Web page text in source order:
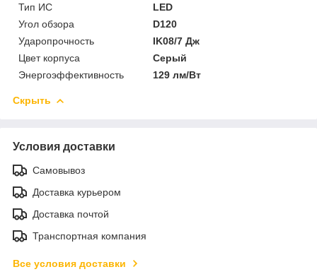
Тип ИС
LED
Угол обзора
D120
Ударопрочность
IK08/7 Дж
Цвет корпуса
Серый
Энергоэффективность
129 лм/Вт
Скрыть
Условия доставки
Самовывоз
Доставка курьером
Доставка почтой
Транспортная компания
Все условия доставки